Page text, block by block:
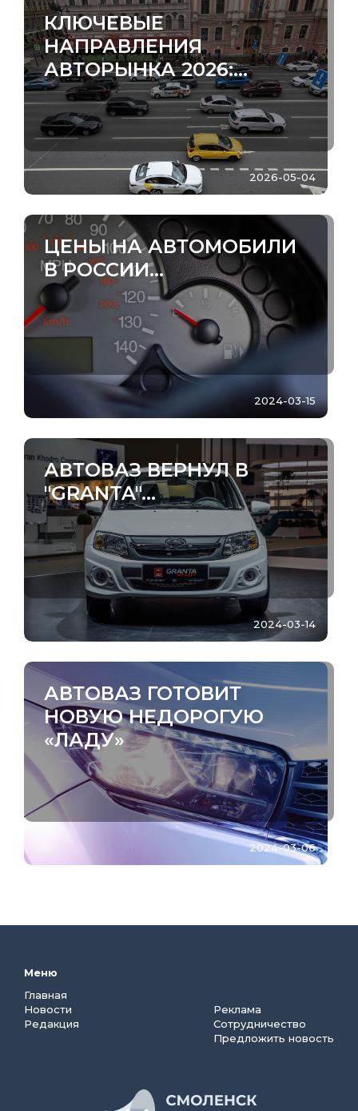
КЛЮЧЕВЫЕ
НАПРАВЛЕНИЯ
АВТОРЫНКА 2026:...
2026-05-04
ЦЕНЫ НА АВТОМОБИЛИ
В РОССИИ...
2024-03-15
АВТОВАЗ ВЕРНУЛ В
"GRANTA"...
2024-03-14
АВТОВАЗ ГОТОВИТ
НОВУЮ НЕДОРОГУЮ
«ЛАДУ»
2024-03-06
Меню
Главная
Новости
Редакция
Реклама
Сотрудничество
Предложить новость